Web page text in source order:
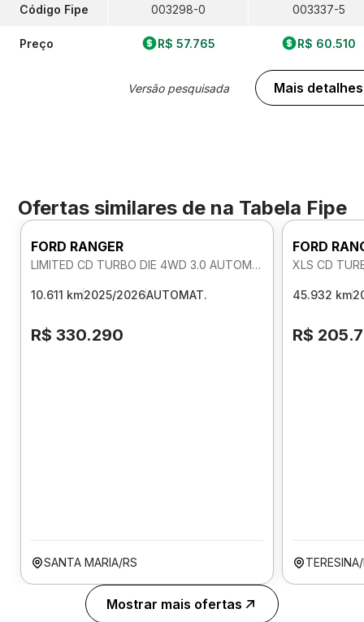
Código Fipe
Preço
003298-0
R$ 57.765
Versão pesquisada
003337-5
R$ 60.510
Mais detalhes
Ofertas similares de na Tabela Fipe
FORD RANGER
LIMITED CD TURBO DIE 4WD 3.0 AUTOMATICO
10.611 km2025/2026AUTOMAT.
R$ 330.290
SANTA MARIA/RS
FORD
XLS CD
45.932 km
R$
Mostrar mais ofertas